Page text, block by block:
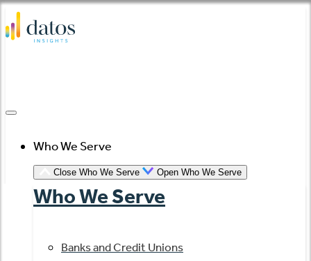
Skip
to
Who We Serve
Close Who We Serve Open Who We Serve
Who We Serve
Banks and Credit Unions